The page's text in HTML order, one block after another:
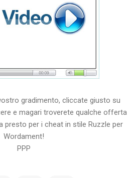
gradimento, cliccate giusto su
e magari troverete qualche offerta
presto per i cheat in stile Ruzzle per
Wordament!
PPP